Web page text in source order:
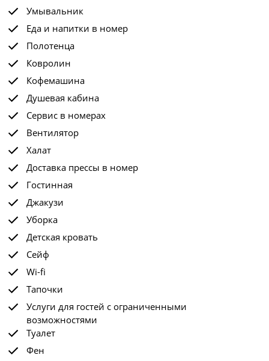
Умывальник
Еда и напитки в номер
Полотенца
Ковролин
Кофемашина
Душевая кабина
Сервис в номерах
Вентилятор
Халат
Доставка прессы в номер
Гостинная
Джакузи
Уборка
Детская кровать
Сейф
Wi-fi
Тапочки
Услуги для гостей с ограниченными
возможностями
Туалет
Фен